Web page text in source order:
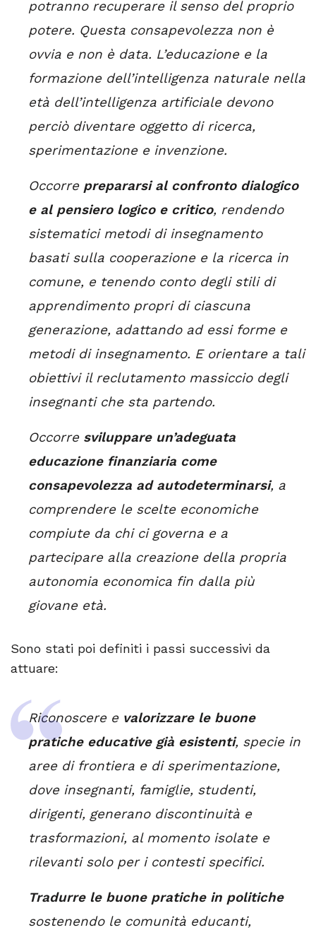
potranno recuperare il senso del proprio
potere. Questa consapevolezza non è
ovvia e non è data. L’educazione e la
formazione dell’intelligenza naturale nella
età dell’intelligenza artificiale devono
perciò diventare oggetto di ricerca,
sperimentazione e invenzione.
Occorre prepararsi al confronto dialogico
e al pensiero logico e critico, rendendo
sistematici metodi di insegnamento
basati sulla cooperazione e la ricerca in
comune, e tenendo conto degli stili di
apprendimento propri di ciascuna
generazione, adattando ad essi forme e
metodi di insegnamento. E orientare a tali
obiettivi il reclutamento massiccio degli
insegnanti che sta partendo.
Occorre sviluppare un’adeguata
educazione finanziaria come
consapevolezza ad autodeterminarsi, a
comprendere le scelte economiche
compiute da chi ci governa e a
partecipare alla creazione della propria
autonomia economica fin dalla più
giovane età.
Sono stati poi definiti i passi successivi da
attuare:
Riconoscere e valorizzare le buone
pratiche educative già esistenti, specie in
aree di frontiera e di sperimentazione,
dove insegnanti, famiglie, studenti,
dirigenti, generano discontinuità e
trasformazioni, al momento isolate e
rilevanti solo per i contesti specifici.
Tradurre le buone pratiche in politiche
sostenendo le comunità educanti,